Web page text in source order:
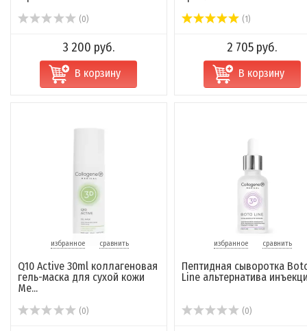
(0)
3 200 руб.
В корзину
(1)
2 705 руб.
В корзину
избранное сравнить
Q10 Active 30ml коллагеновая
гель-маска для сухой кожи
Me...
(0)
избранное сравнить
Пептидная сыворотка
Line альтернатива
(0)